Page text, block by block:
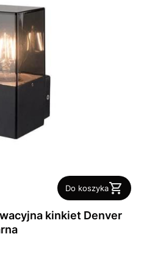
Do koszyka
kinkiet Denver